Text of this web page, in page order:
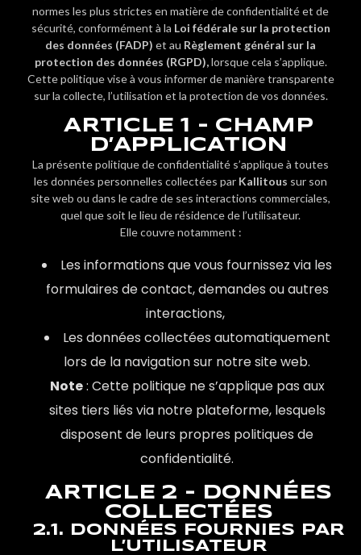
normes les plus strictes en matière de confidentialité et de
sécurité, conformément à la Loi fédérale sur la protection
des données (FADP) et au Règlement général sur la
protection des données (RGPD),lorsque cela s’applique.
Cette politique vise à vous informer de manière transparente
sur la collecte, l’utilisation et la protection de vos données.
ARTICLE 1 - CHAMP
D’APPLICATION
La présente politique de confidentialité s’applique à toutes
les données personnelles collectées par Kallitous sur son
site web ou dans le cadre de ses interactions commerciales,
quel que soit le lieu de résidence de l’utilisateur.
Elle couvre notamment :
Les informations que vous fournissez via les
formulaires de contact, demandes ou autres
interactions,
Les données collectées automatiquement
lors de la navigation sur notre site web.
Note: Cette politique ne s’applique pas aux
sites tiers liés via notre plateforme, lesquels
disposent de leurs propres politiques de
confidentialité.
ARTICLE 2 - DONNÉES
COLLECTÉES
2.1. DONNÉES FOURNIES PAR
L’UTILISATEUR